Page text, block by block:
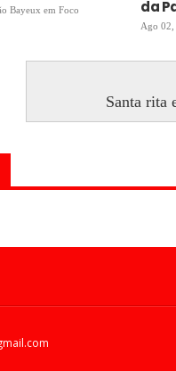
Bayeux em Foco
da
Ago 02,
Santa rita